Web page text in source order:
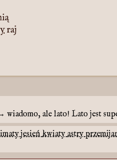
raj
wiadomo, ale lato! Lato jest
jesieńkwiatyastry